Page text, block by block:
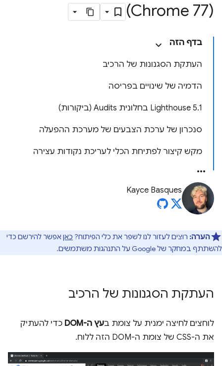
(Chrome 77)
בדף הזה
העתקת הסגנונות של הרכיב
הדמיה של שינויים בפריסה
‫Lighthouse 5.1 בחלונית Audits (ביקורות)
סנכרון של ערכת הצבעים של מערכת ההפעלה
מקש קיצור לפתיחת הכלי לעריכת נקודות עצירה
Kayce Basques
הערה: רוצים לעזור לנו לשפר את כלי הפיתוח? כאןאפשר להירשם כדי
להשתתף במחקר של Google על התנהגות משתמשים.
העתקת הסגנונות של הרכיב
לוחצים לחיצה ימנית על צומת בעץ ה-DOM
כדי להעתיק
את ה-CSS של צומת ה-DOM הזה ללוח.